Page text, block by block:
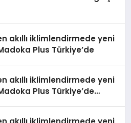
akıllı iklimlendirmede yeni
Plus Türkiye’de
akıllı iklimlendirmede yeni
Plus Türkiye’de
dostu tasarımıyla